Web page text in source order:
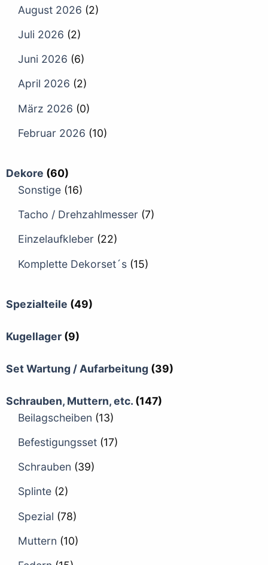
August 2026 (2)
Juli 2026 (2)
Juni 2026 (6)
April 2026 (2)
März 2026 (0)
Februar 2026 (10)
Dekore (60)
Sonstige (16)
Tacho / Drehzahlmesser (7)
Einzelaufkleber (22)
Komplette Dekorset´s (15)
Spezialteile (49)
Kugellager (9)
Set Wartung / Aufarbeitung (39)
Schrauben, Muttern, etc. (147)
Beilagscheiben (13)
Befestigungsset (17)
Schrauben (39)
Splinte (2)
Spezial (78)
Muttern (10)